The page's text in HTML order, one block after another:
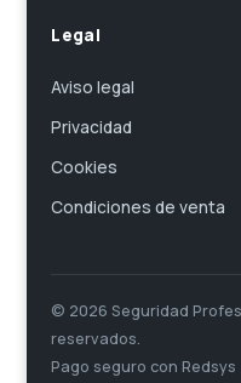
Legal
Aviso legal
Privacidad
Cookies
Condiciones de venta
© 2026 Seguridad
reservados.
Pago seguro con Redsys